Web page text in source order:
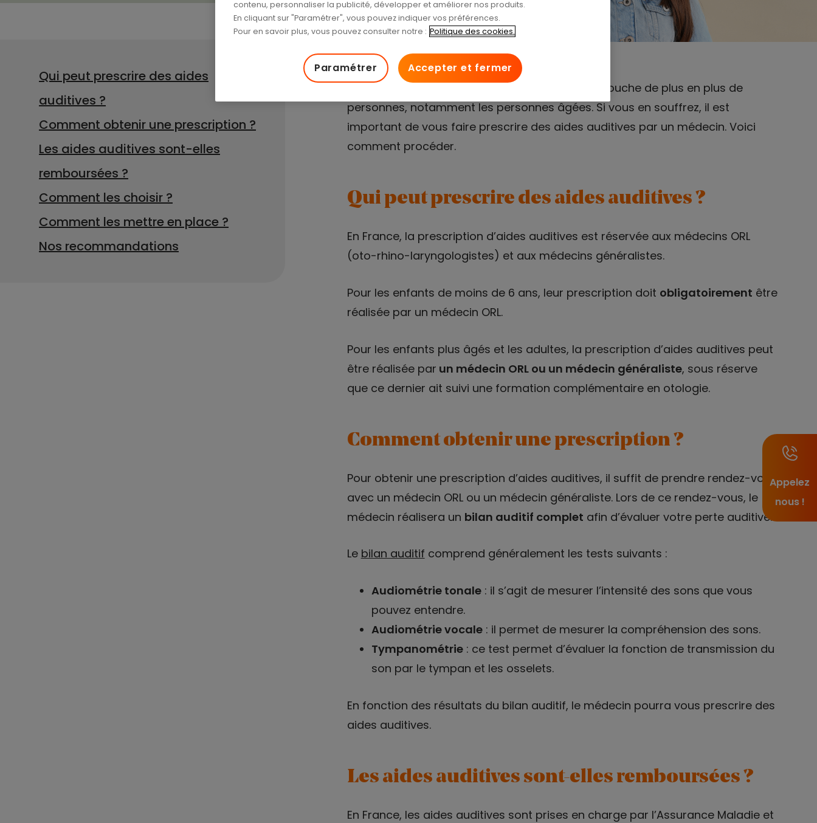
Appelez
nous !
Qui peut prescrire des aides
auditives ?
Comment obtenir une prescription ?
Les aides auditives sont-elles
remboursées ?
Comment les choisir ?
Comment les mettre en place ?
Nos recommandations
La perte auditive est un problème de santé qui touche de plus en plus de
personnes, notamment les personnes âgées. Si vous en souffrez, il est
important de vous faire prescrire des aides auditives par un médecin. Voici
comment procéder.
Qui peut prescrire des aides auditives ?
En France, la prescription d’aides auditives est réservée aux médecins ORL
(oto-rhino-laryngologistes) et aux médecins généralistes.
Pour les enfants de moins de 6 ans, leur prescription doit obligatoirement être
réalisée par un médecin ORL.
Pour les enfants plus âgés et les adultes, la prescription d’aides auditives peut
être réalisée par un médecin ORL ou un médecin généraliste, sous réserve
que ce dernier ait suivi une formation complémentaire en otologie.
Comment obtenir une prescription ?
Pour obtenir une prescription d’aides auditives, il suffit de prendre rendez-vous
avec un médecin ORL ou un médecin généraliste. Lors de ce rendez-vous, le
médecin réalisera un bilan auditif complet afin d’évaluer votre perte auditive.
Le bilan auditif comprend généralement les tests suivants :
Audiométrie tonale: il s’agit de mesurer l’intensité des sons que vous
pouvez entendre.
Audiométrie vocale: il permet de mesurer la compréhension des sons.
Tympanométrie: ce test permet d’évaluer la fonction de transmission du
son par le tympan et les osselets.
En fonction des résultats du bilan auditif, le médecin pourra vous prescrire des
aides auditives.
Les aides auditives sont-elles remboursées ?
En France, les aides auditives sont prises en charge par l’Assurance Maladie et
contenu, personnaliser la publicité, développer et améliorer nos produits.
En cliquant sur "Paramétrer", vous pouvez indiquer vos préférences.
Pour en savoir plus, vous pouvez consulter notre : Politique des cookies.
Accepter et fermer
Paramétrer